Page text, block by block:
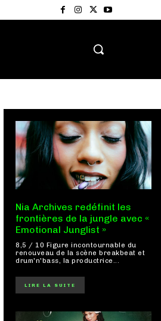
Nia Archives redéfinit les
frontières de la jungle avec «
Emotional Junglist »
8,5 / 10 Figure incontournable du
renouveau de la scène breakbeat et
drum'n'bass, la productrice...
LIRE LA SUITE